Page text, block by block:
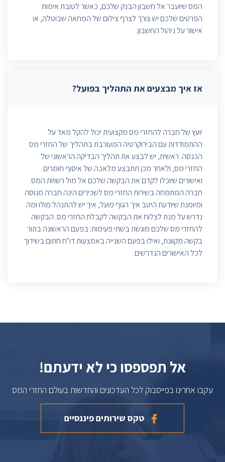
המס שיועבר אל חשבון הבנק שלכם, כאשר לטובת אימות
הפרטים שלכם יש צורך לצרף צילום של המחאה שבוטלה, או
אישור על ניהול החשבון.
אז איך מבצעים את התהליך בפועל?
יועץ של חברה להחזרי מס מקצועית יכול להקל מאד על
ההתמודדות עם הבירוקרטיה המעורבת בתהליך של החזרי מס
הכנסה. ראשית, יש לבצע את תהליך הבדיקה הראשוני של
החזרי מס, ולאחר מכן תתבצע מלאכה של איסוף חומרים
ואישורים שיוכלו לקדם את הבקשה שלכם אל מול רשויות המס.
חברה המתמחה בשירות החזרי מס לשכירים הינה חברה מנוסה
ומיומנת שיודעת היטב איך הגוף פועל, איך יש להתנהל מולו ומה
נדרש על מנת לצלוח את הבקשה לקבלת החזרי מס. הבקשה
להחזרי מס שלכם מוגשת בשתי פעימות: בפעם הראשונה בתור
בקשה מקוונת, ואילו בפעם השנייה באמצעות דו"ח חתום בשידוך
לכל האישורים הנדרשים.
אל תפספסו כי לא ידעתם!
עקבו אחרינו בפייסבוק לכל העדכונים והחדשות בעולם החזרי המס